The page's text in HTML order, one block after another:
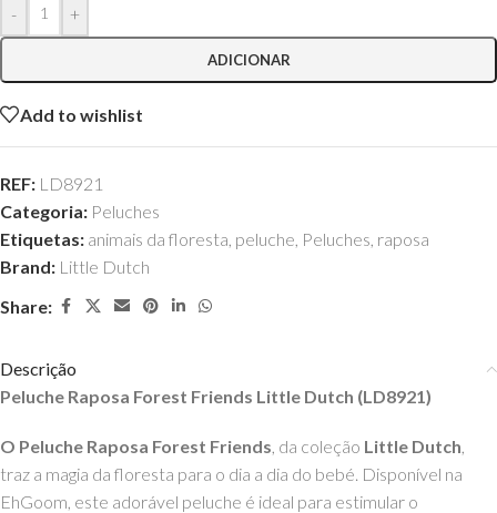
- +
ADICIONAR
Add to wishlist
REF: LD8921
Categoria: Peluches
Etiquetas: animais da floresta, peluche, Peluches, raposa
Brand: Little Dutch
Share:
Descrição
Peluche Raposa Forest Friends Little Dutch (LD8921)
O Peluche Raposa Forest Friends, da coleção Little Dutch,
traz a magia da floresta para o dia a dia do bebé. Disponível na
EhGoom, este adorável peluche é ideal para estimular o